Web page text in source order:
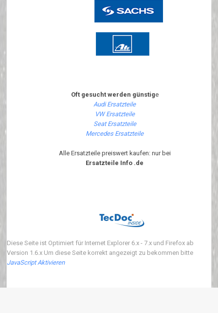
Oft gesucht werden günstige
Audi Ersatzteile
VW Ersatzteile
Seat Ersatzteile
Mercedes Ersatzteile
Alle Ersatzteile preiswert kaufen: nur bei
Ersatzteile Info .de
Diese Seite ist Optimiert für Internet Explorer 6.x - 7.x und Firefox ab
Version 1.6.x Um diese Seite korrekt angezeigt zu bekommen bitte
JavaScript Aktivieren